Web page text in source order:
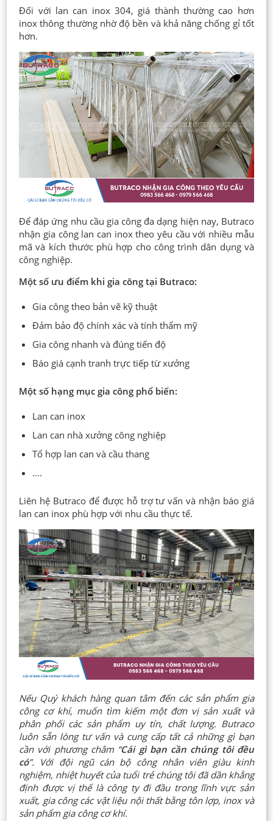
Đối với lan can inox 304, giá thành thường cao hơn
inox thông thường nhờ độ bền và khả năng chống gỉ tốt
hơn.
Để đáp ứng nhu cầu gia công đa dạng hiện nay, Butraco
nhận gia công lan can inox theo yêu cầu với nhiều mẫu
mã và kích thước phù hợp cho công trình dân dụng và
công nghiệp.
Một số ưu điểm khi gia công tại Butraco:
Gia công theo bản vẽ kỹ thuật
Đảm bảo độ chính xác và tính thẩm mỹ
Gia công nhanh và đúng tiến độ
Báo giá cạnh tranh trực tiếp từ xưởng
Một số hạng mục gia công phổ biến:
Lan can inox
Lan can nhà xưởng công nghiệp
Tổ hợp lan can và cầu thang
….
Liên hệ Butraco để được hỗ trợ tư vấn và nhận báo giá
lan can inox phù hợp với nhu cầu thực tế.
Nếu Quý khách hàng quan tâm đến các sản phẩm gia
công cơ khí, muốn tìm kiếm một đơn vị sản xuất và
phân phối các sản phẩm uy tín, chất lượng. Butraco
luôn sẵn lòng tư vấn và cung cấp tất cả những gì bạn
cần với phương châm “Cái gì bạn cần chúng tôi đều
có”. Với đội ngũ cán bộ công nhân viên giàu kinh
nghiệm, nhiệt huyết của tuổi trẻ chúng tôi đã dần khẳng
định được vị thế là công ty đi đầu trong lĩnh vực sản
xuất, gia công các vật liệu nội thất bằng tôn lợp, inox và
sản phẩm gia công cơ khí.